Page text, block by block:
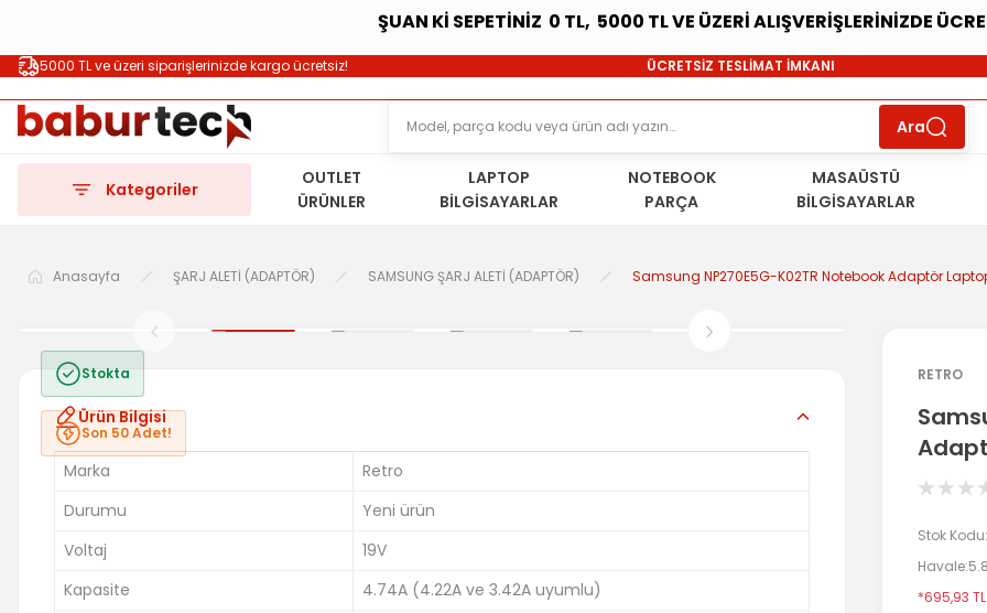
ŞUAN Kİ SEPETİNİZ 0 TL, 5000 TL VE ÜZERİ ALIŞVERİŞLERİNİZDE
5000 TL ve üzeri siparişlerinizde kargo ücretsiz!
ÜCRETSİZ TESLİMAT İMKANI
ÜCRETSİZ TESLİMAT İMKANI
KOŞULSUZ İADE HAKKI
SÜRDÜRÜLEBİLİR ÜRÜNLER
Ara
Kategoriler
OUTLET
ÜRÜNLER
LAPTOP
BİLGİSAYARLAR
NOTEBOOK
PARÇA
MASAÜSTÜ
BİLGİSAYARLAR
Anasayfa ŞARJ ALETİ (ADAPTÖR) SAMSUNG ŞARJ ALETİ (ADAPTÖR) Samsung NP270E5G-K02TR Notebook Adaptör
Stokta
Son 50 Adet!
Ürün Bilgisi
Marka
Retro
Durumu
Yeni ürün
Voltaj
19V
Kapasite
4.74A (4.22A ve 3.42A uyumlu)
RETRO
Stok Kodu
Havale
*695,93